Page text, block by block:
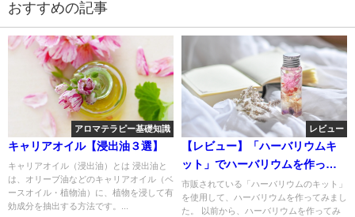
おすすめの記事
アロマテラピー基礎知識
キャリアオイル【浸出油３選】
キャリアオイル（浸出油）とは 浸出油と
は、オリーブ油などのキャリアオイル（ベ
ースオイル・植物油）に、植物を浸して有
効成分を抽出する方法です。...
レビュー
【レビュー】「ハーバリウムキ
ット」でハーバリウムを作って
みました！
市販されている「ハーバリウムのキット」
を使用して、ハーバリウムを作ってみまし
た。 以前から、ハーバリウムを作ってみ